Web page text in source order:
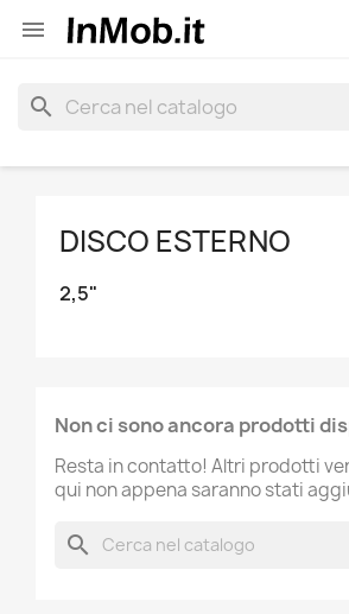

search
DISCO ESTERNO
2,5"
Non ci sono ancora prodotti
Resta in contatto! Altri prodotti
qui non appena saranno stati
search